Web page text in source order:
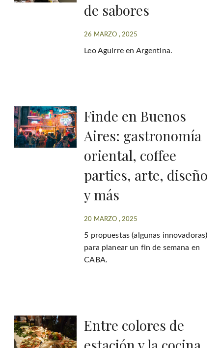
de sabores
26 MARZO , 2025
Leo Aguirre en Argentina.
Finde en Buenos
Aires: gastronomía
oriental, coffee
parties, arte, diseño
y más
20 MARZO , 2025
5 propuestas (algunas innovadoras)
para planear un fin de semana en
CABA.
Entre colores de